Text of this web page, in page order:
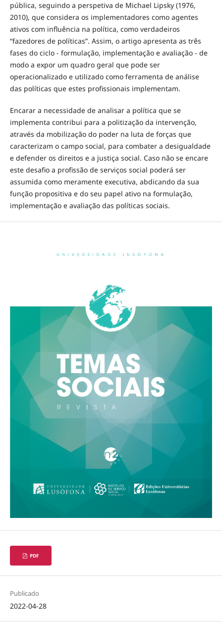
pública, seguindo a perspetiva de Michael Lipsky (1976,
2010), que considera os implementadores como agentes
ativos com influência na política, como verdadeiros
“fazedores de políticas”. Assim, o artigo apresenta as três
fases do ciclo - formulação, implementação e avaliação - de
modo a expor um quadro geral que pode ser
operacionalizado e utilizado como ferramenta de análise
das políticas que estes profissionais implementam.
Encarar a necessidade de analisar a política que se
implementa contribui para a politização da intervenção,
através da mobilização do poder na luta de forças que
caracterizam o campo social, para combater a desigualdade
e defender os direitos e a justiça social. Caso não se encare
este desafio a profissão de serviços social poderá ser
assumida como meramente executiva, abdicando da sua
função propositiva e do seu papel ativo na formulação,
implementação e avaliação das políticas sociais.
PDF
Publicado
2022-04-28